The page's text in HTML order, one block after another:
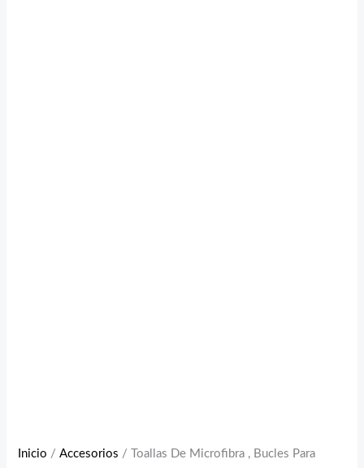
Inicio /Accesorios / Toallas De Microfibra , Bucles Para